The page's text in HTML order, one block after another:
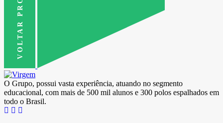
O Grupo, possui vasta experiência, atuando no segmento
educacional, com mais de 500 mil alunos e 300 polos espalhados em
todo o Brasil.